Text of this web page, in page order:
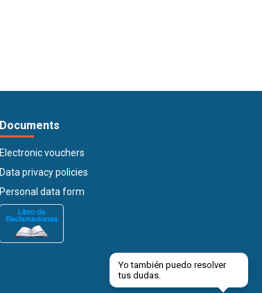
Documents
Electronic vouchers
Data privacy policies
Personal data form
Yo también puedo resolver
tus dudas.